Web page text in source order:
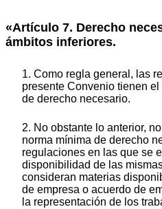
«Artículo 7. Derecho
ámbitos inferiores.
1. Como regla general, las
presente Convenio tienen
de derecho necesario.
2. No obstante lo anterior,
norma mínima de derecho
regulaciones en las que se
disponibilidad de las
consideran materias
de empresa o acuerdo de
la representación de los